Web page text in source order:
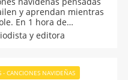
y aprendan mientras
En 1 hora de
de canciones
villancicos clásicos
y editora
- CANCIONES NAVIDEÑAS